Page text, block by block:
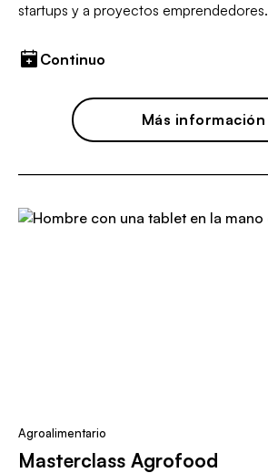
startups y a proyectos emprendedores.
Continuo
Más información
Agroalimentario
Masterclass Agrofood